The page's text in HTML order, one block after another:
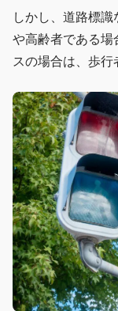
しかし、道路標
や高齢者である場
スの場合は、歩行